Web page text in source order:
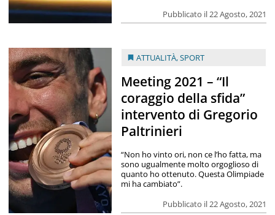
Pubblicato il 22 Agosto, 2021
ATTUALITÀ,SPORT
Meeting 2021 – “Il
coraggio della sfida”
intervento di Gregorio
Paltrinieri
Pubblicato il 22 Agosto, 2021
“Non ho vinto ori, non ce l’ho fatta, ma
sono ugualmente molto orgoglioso di
quanto ho ottenuto. Questa Olimpiade
mi ha cambiato”.